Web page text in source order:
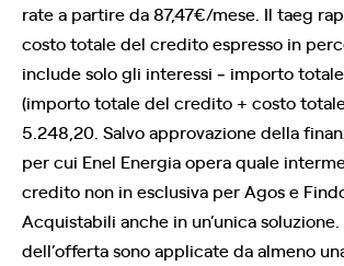
rate a partire da 87,47€/mese. Il taeg
costo totale del credito espresso in
include solo gli interessi ‐ importo
(importo totale del credito + costo
5.248,20. Salvo approvazione della
per cui Enel Energia opera quale
credito non in esclusiva per Agos e
Acquistabili anche in un’unica
dell’offerta sono applicate da almeno